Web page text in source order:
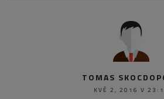
TOMAS
KVĚ 2, 2016 V